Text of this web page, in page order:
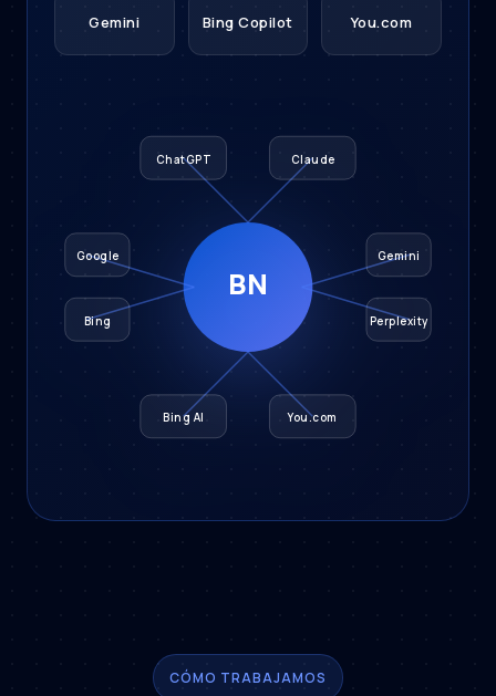
Gemini Bing Copilot You.com
BN
ChatGPT Claude
Gemini
Perplexity
Bing AI You.com
Google
Bing
CÓMO TRABAJAMOS